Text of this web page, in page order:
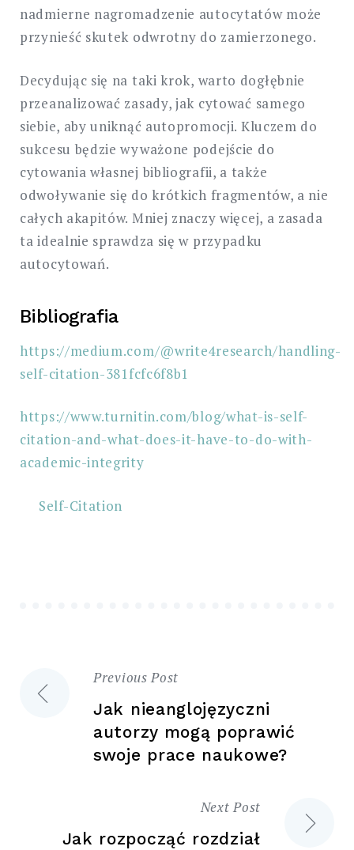
nadmierne nagromadzenie autocytatów może
przynieść skutek odwrotny do zamierzonego.
Decydując się na taki krok, warto dogłębnie
przeanalizować zasady, jak cytować samego
siebie, aby uniknąć autopromocji. Kluczem do
sukcesu będzie wyważone podejście do
cytowania własnej bibliografii, a także
odwoływanie się do krótkich fragmentów, a nie
całych akapitów. Mniej znaczy więcej, a zasada
ta idealnie sprawdza się w przypadku
autocytowań.
Bibliografia
https://medium.com/@write4research/handling-
self-citation-381fcfc6f8b1
https://www.turnitin.com/blog/what-is-self-
citation-and-what-does-it-have-to-do-with-
academic-integrity
Self-Citation
Nawigacja
wpisu
Previous Post
Jak nieanglojęzyczni
autorzy mogą poprawić
swoje prace naukowe?
Next Post
Jak rozpocząć rozdział